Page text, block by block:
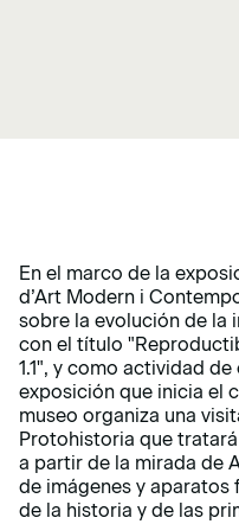
En el marco de la
d’Art Modern i
sobre la evolución de la
con el título
1.1", y como actividad
exposición que inicia el
museo organiza una
Protohistoria que
a partir de la mirada de
de imágenes y
de la historia y de las